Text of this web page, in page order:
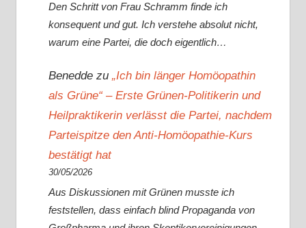
Den Schritt von Frau Schramm finde ich
konsequent und gut. Ich verstehe absolut nicht,
warum eine Partei, die doch eigentlich…
Beneddezu „Ich bin länger Homöopathin
als Grüne“ – Erste Grünen-Politikerin und
Heilpraktikerin verlässt die Partei, nachdem
Parteispitze den Anti-Homöopathie-Kurs
bestätigt hat
30/05/2026
Aus Diskussionen mit Grünen musste ich
feststellen, dass einfach blind Propaganda von